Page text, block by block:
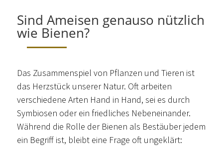
Sind Ameisen genauso nützlich
wie Bienen?
Das Zusammenspiel von Pflanzen und Tieren ist
das Herzstück unserer Natur. Oft arbeiten
verschiedene Arten Hand in Hand, sei es durch
Symbiosen oder ein friedliches Nebeneinander.
Während die Rolle der Bienen als Bestäuber jedem
ein Begriff ist, bleibt eine Frage oft ungeklärt: